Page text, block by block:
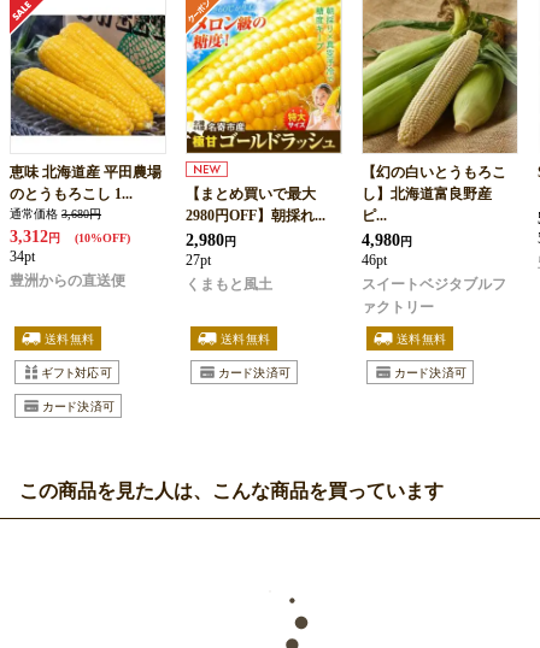
恵味 北海道産 平田農場
のとうもろこし 1...
通常価格 3,680円
3,312円 (10%OFF)
34pt
豊洲からの直送便
【まとめ買いで最大
2980円OFF】朝採れ...
2,980円
27pt
くまもと風土
【幻の白いとうもろこ
し】北海道富良野産
ピ...
4,980円
46pt
スイートベジタブルフ
ァクトリー
この商品を見た人は、こんな商品を買っています